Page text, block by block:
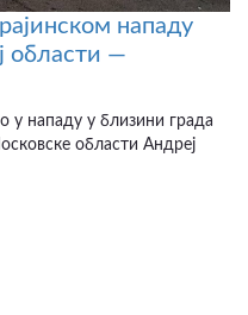
нападу
области —
у нападу у близини града
области Андреј